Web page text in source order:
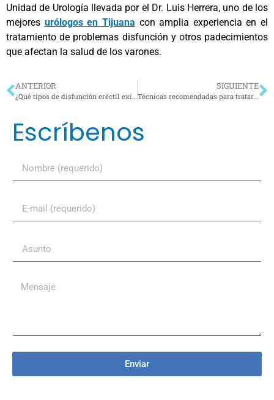
Unidad de Urología llevada por el Dr. Luis Herrera, uno de los
mejores urólogos en Tijuana con amplia experiencia en el
tratamiento de problemas disfunción y otros padecimientos
que afectan la salud de los varones.
ANTERIOR
¿Qué tipos de disfunción eréctil existen y con qué factores se asocian?
SIGUIENTE
Técnicas recomendadas para tratar la eyaculación precoz
Escríbenos
Enviar